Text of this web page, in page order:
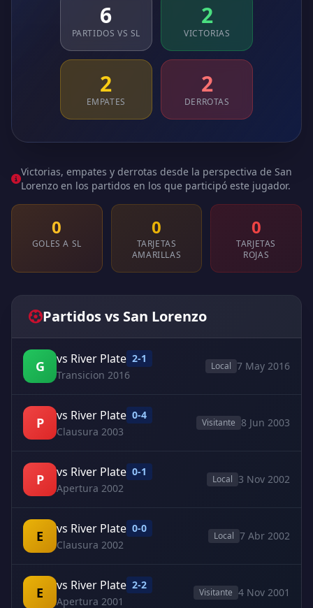
6
PARTIDOS VS SL
2
VICTORIAS
2
EMPATES
2
DERROTAS
Victorias, empates y derrotas desde la perspectiva de San
Lorenzo en los partidos en los que participó este jugador.
0
GOLES A SL
0
TARJETAS
AMARILLAS
0
TARJETAS
ROJAS
Partidos vs San Lorenzo
G vs River Plate 2-1
Transicion 2016
Local 7 May 2016
P vs River Plate 0-4
Clausura 2003
Visitante 8 Jun 2003
P vs River Plate 0-1
Apertura 2002
Local 3 Nov 2002
E vs River Plate 0-0
Clausura 2002
Local 7 Abr 2002
E vs River Plate 2-2
Apertura 2001
Visitante 4 Nov 2001